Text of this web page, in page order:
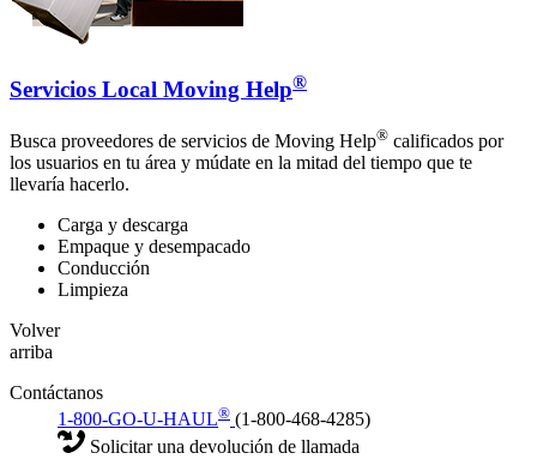
Servicios Local Moving Help®
Busca proveedores de servicios de Moving Help® calificados por
los usuarios en tu área y múdate en la mitad del tiempo que te
llevaría hacerlo.
Carga y descarga
Empaque y desempacado
Conducción
Limpieza
Volver
arriba
Contáctanos
1-800-GO-U-HAUL® (1-800-468-4285)
Solicitar una devolución de llamada